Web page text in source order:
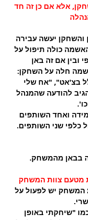
אלא אם כן זה חד
יעשה עבירה
כולה תיפול על
ובין אם זה באן
חלה על השחקן:
בצ'אט", "אח שלי
להודעה שהמנהל
ואחד השותפים
שני השותפים.
בבאן מהמשחק.
מטעם צוות המשחק
המשחק יש לפעול על
"שיחקתי באופן